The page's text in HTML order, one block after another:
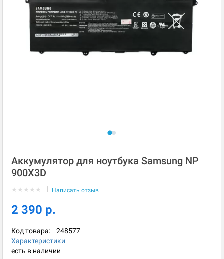
Аккумулятор для ноутбука Samsung NP
900X3D
★ ★ ★ ★ ★ | Написать отзыв
2 390 р.
Код товара: 248577
Характеристики
есть в наличии